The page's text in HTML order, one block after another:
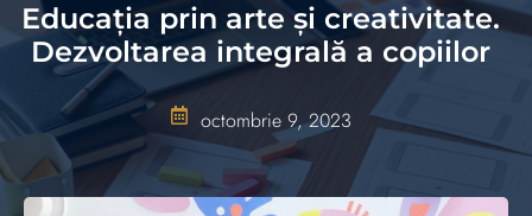
Educația prin arte și creativitate.
Dezvoltarea integrală a copiilor
octombrie 9, 2023